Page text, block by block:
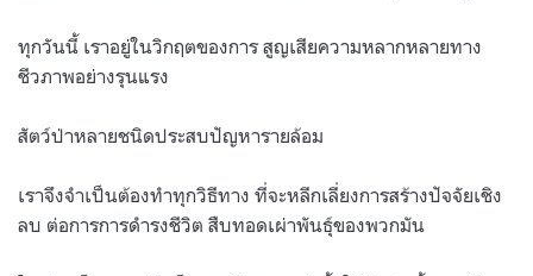
ทุกวันนี้ เราอยู่ในวิกฤตของการ สูญเสียความหลากหลายทาง
ชีวภาพอย่างรุนแรง
สัตว์ป่าหลายชนิดประสบปัญหารายล้อม
เราจึงจำเป็นต้องทำทุกวิธีทาง ที่จะหลีกเลี่ยงการสร้างปัจจัยเชิง
ลบ ต่อการการดำรงชีวิต สืบทอดเผ่าพันธุ์ของพวกมัน